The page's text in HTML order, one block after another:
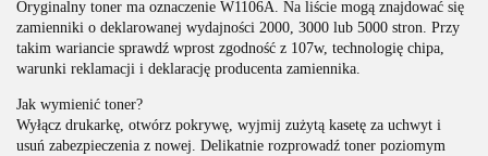
Oryginalny toner ma oznaczenie W1106A. Na liście mogą znajdować się
zamienniki o deklarowanej wydajności 2000, 3000 lub 5000 stron. Przy
takim wariancie sprawdź wprost zgodność z 107w, technologię chipa,
warunki reklamacji i deklarację producenta zamiennika.
Jak wymienić toner?
Wyłącz drukarkę, otwórz pokrywę, wyjmij zużytą kasetę za uchwyt i
usuń zabezpieczenia z nowej. Delikatnie rozprowadź toner poziomym